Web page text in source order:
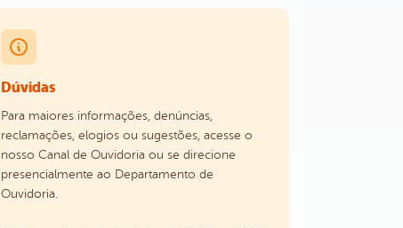
Dúvidas
Para maiores informações, denúncias,
reclamações, elogios ou sugestões, acesse o
nosso Canal de Ouvidoria ou se direcione
presencialmente ao Departamento de
Ouvidoria.